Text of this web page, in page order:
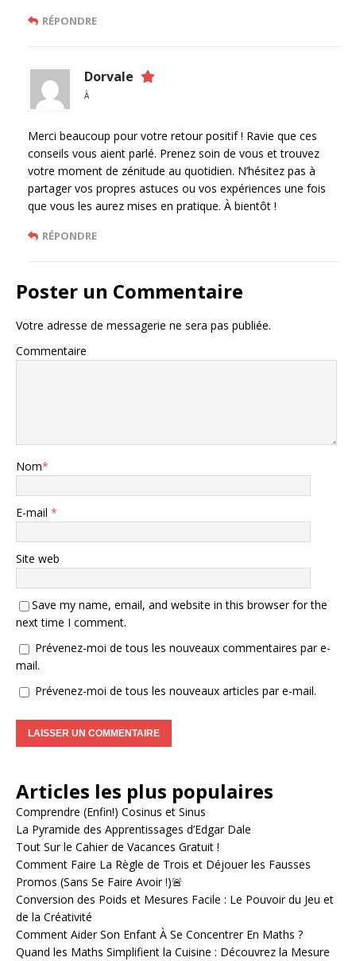
RÉPONDRE
Dorvale
À
Merci beaucoup pour votre retour positif ! Ravie que ces
conseils vous aient parlé. Prenez soin de vous et trouvez
votre moment de zénitude au quotidien. N’hésitez pas à
partager vos propres astuces ou vos expériences une fois
que vous les aurez mises en pratique. À bientôt !
RÉPONDRE
Poster un Commentaire
Votre adresse de messagerie ne sera pas publiée.
Commentaire
Nom*
E-mail *
Site web
Save my name, email, and website in this browser for the
next time I comment.
Prévenez-moi de tous les nouveaux commentaires par e-
mail.
Prévenez-moi de tous les nouveaux articles par e-mail.
t
e
r
n
a
t
i
v
e
:
Articles les plus populaires
Comprendre (Enfin!) Cosinus et Sinus
La Pyramide des Apprentissages d’Edgar Dale
Tout Sur le Cahier de Vacances Gratuit !
Comment Faire La Règle de Trois et Déjouer les Fausses
Promos (Sans Se Faire Avoir !)🚨
Conversion des Poids et Mesures Facile : Le Pouvoir du Jeu et
de la Créativité
Comment Aider Son Enfant À Se Concentrer En Maths ?
Quand les Maths Simplifient la Cuisine : Découvrez la Mesure